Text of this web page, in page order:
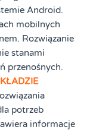
Android.
mobilnych
Rozwiązanie
stanami
przenośnych.
potrzeb
informacje